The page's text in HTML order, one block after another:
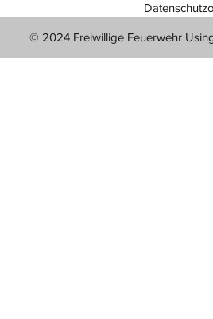
© 2024 Freiwillige Feuerwehr